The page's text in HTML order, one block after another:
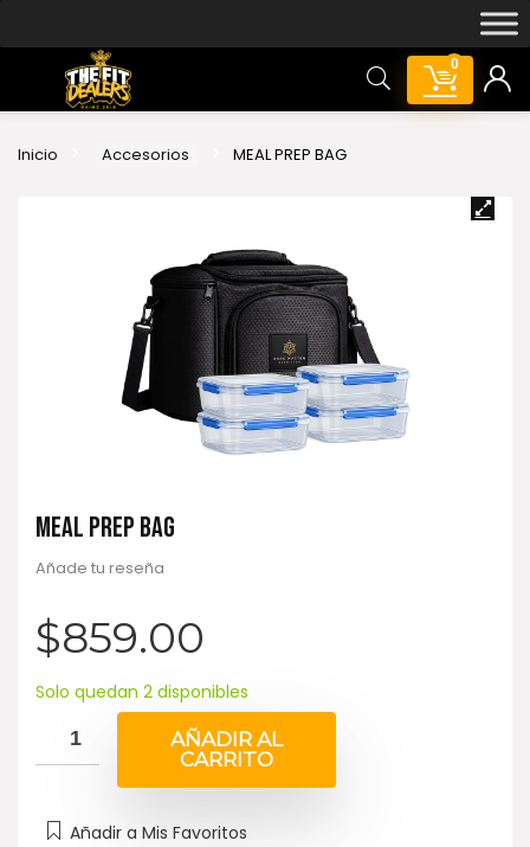
0
Inicio Accesorios MEAL PREP BAG
MEAL PREP BAG
Añade tu reseña
$859.00
Solo quedan 2 disponibles
AÑADIR AL
CARRITO
Añadir a Mis Favoritos